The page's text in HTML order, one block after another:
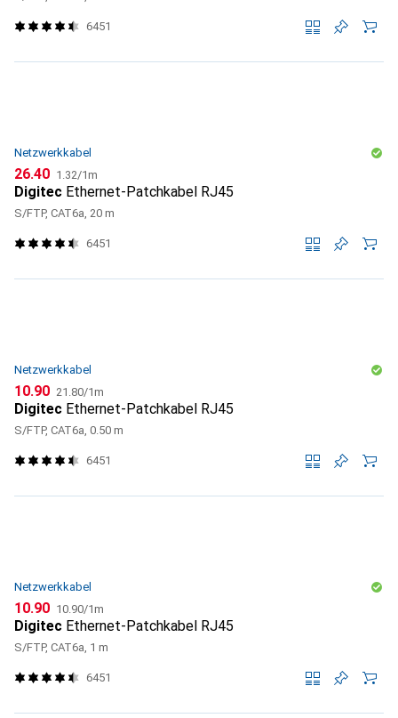
6451
Netzwerkkabel
CHF
26.40 CHF
1.32/1m
Digitec Ethernet-Patchkabel RJ45
S/FTP, CAT6a, 20 m
6451
Netzwerkkabel
CHF
10.90 CHF
21.80/1m
Digitec Ethernet-Patchkabel RJ45
S/FTP, CAT6a, 0.50 m
6451
Netzwerkkabel
CHF
10.90 CHF
10.90/1m
Digitec Ethernet-Patchkabel RJ45
S/FTP, CAT6a, 1 m
6451